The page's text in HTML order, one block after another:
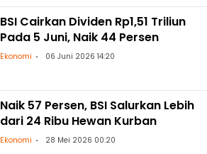
BSI Cairkan Dividen Rp1,51 Triliun
Pada 5 Juni, Naik 44 Persen
Ekonomi 06 Juni 2026 14:20
Naik 57 Persen, BSI Salurkan Lebih
dari 24 Ribu Hewan Kurban
Ekonomi 28 Mei 2026 00:20